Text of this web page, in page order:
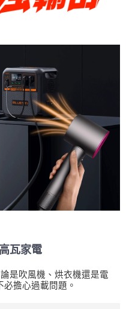
瓦家電
是吹風機、烘衣機還是電
擔心過載問題。